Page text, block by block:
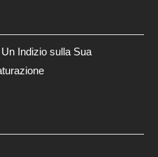
Indizio sulla Sua